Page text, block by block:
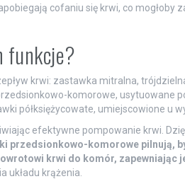
cofaniu się krwi, co mogłoby
funkcje?
krwi: zastawka mitralna,
komorowe, usytuowane
półksiężycowate, umiejscowione u
efektywne pompowanie krwi.
przedsionkowo-komorowe pilnują,
krwi do komór, zapewniając
układu krążenia.